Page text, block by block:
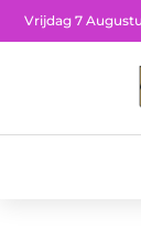
Vrijdag 7